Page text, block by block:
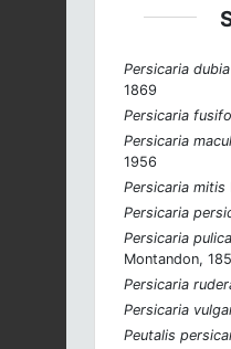
Persicaria dubia
1869
Persicaria
Persicaria
1956
Persicaria mitis
Persicaria
Persicaria
Montandon,
Persicaria
Persicaria
Peutalis